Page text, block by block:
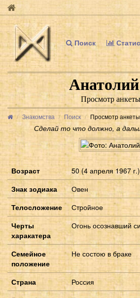
Поиск
Просмотр анкеты
Знакомства Поиск Просмотр
Сделай то что должно, а
Возраст
50 (4 апреля 1967 г.)
Знак зодиака
Овен
Телосложение
Стройное
Черты
харакатера
Огонь осознавший
Семейное
положение
Не состою в браке
Страна
Россия